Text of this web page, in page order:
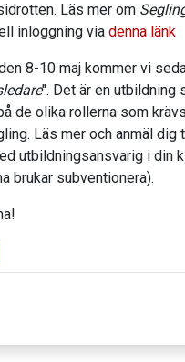
Läs mer om
inloggning via denna länk
8-10 maj kommer vi
". Det är en utbildning
de olika rollerna som
Läs mer och anmäl dig
utbildningsansvarig i din
brukar subventionera).